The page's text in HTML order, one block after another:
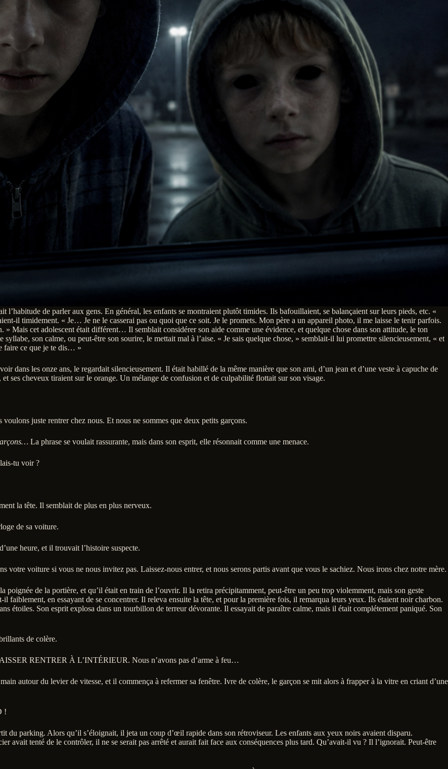
de parler aux gens. En général, les enfants se montraient plutôt timides. Ils bafouillaient, se balançaient sur leurs pieds, etc. «
timidement. « Je… Je ne le casserai pas ou quoi que ce soit. Je le promets. Mon père a un appareil photo, il me laisse le tenir parfois.
Mais cet adolescent était différent… Il semblait considérer son aide comme une évidence, et quelque chose dans son attitude, le ton
son calme, ou peut-être son sourire, le mettait mal à l’aise. « Je sais quelque chose, » semblait-il lui promettre silencieusement, « et
faire ce que je te dis… »
dans les onze ans, le regardait silencieusement. Il était habillé de la même manière que son ami, d’un jean et d’une veste à capuche de
ses cheveux tiraient sur le orange. Un mélange de confusion et de culpabilité flottait sur son visage.
juste rentrer chez nous. Et nous ne sommes que deux petits garçons.
La phrase se voulait rassurante, mais dans son esprit, elle résonnait comme une menace.
tu voir ?
la tête. Il semblait de plus en plus nerveux.
de sa voiture.
heure, et il trouvait l’histoire suspecte.
voiture si vous ne nous invitez pas. Laissez-nous entrer, et nous serons partis avant que vous le sachiez. Nous irons chez notre mère.
poignée de la portière, et qu’il était en train de l’ouvrir. Il la retira précipitamment, peut-être un peu trop violemment, mais son geste
en essayant de se concentrer. Il releva ensuite la tête, et pour la première fois, il remarqua leurs yeux. Ils étaient noir charbon.
étoiles. Son esprit explosa dans un tourbillon de terreur dévorante. Il essayait de paraître calme, mais il était complétement paniqué. Son
de colère.
RENTRER À L’INTÉRIEUR. Nous n’avons pas d’arme à feu…
autour du levier de vitesse, et il commença à refermer sa fenêtre. Ivre de colère, le garçon se mit alors à frapper à la vitre en criant d’une
!
du parking. Alors qu’il s’éloignait, il jeta un coup d’œil rapide dans son rétroviseur. Les enfants aux yeux noirs avaient disparu.
avait tenté de le contrôler, il ne se serait pas arrêté et aurait fait face aux conséquences plus tard. Qu’avait-il vu ? Il l’ignorait. Peut-être